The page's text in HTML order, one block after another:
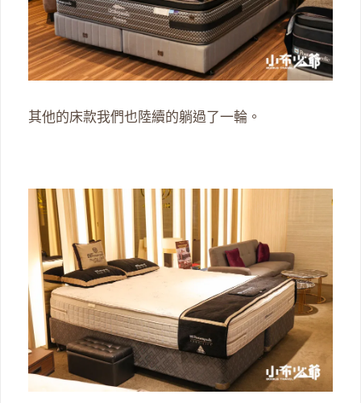
其他的床款我們也陸續的躺過了一輪。